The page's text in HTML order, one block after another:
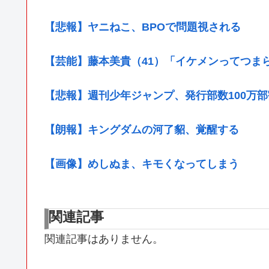
【悲報】ヤニねこ、BPOで問題視される
【芸能】藤本美貴（41）「イケメンってつま
【悲報】週刊少年ジャンプ、発行部数100万
【朗報】キングダムの河了貂、覚醒する
【画像】めしぬま、キモくなってしまう
関連記事
関連記事はありません。